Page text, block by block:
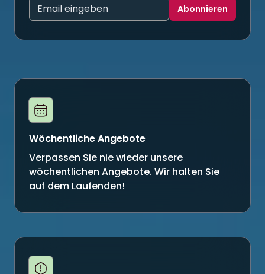
E-Mail-Adresse Abonnieren
Wöchentliche Angebote
Verpassen Sie nie wieder unsere
wöchentlichen Angebote. Wir halten Sie
auf dem Laufenden!